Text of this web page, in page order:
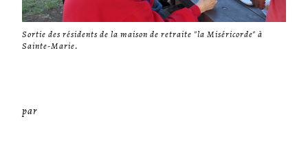
Sortie des résidents de la maison de retraite "la Miséricorde" à
Sainte-Marie.
par